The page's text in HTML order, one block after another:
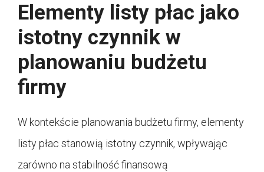
Elementy listy płac jako
istotny czynnik w
planowaniu budżetu
firmy
W kontekście planowania budżetu firmy, elementy
listy płac stanowią istotny czynnik, wpływając
zarówno na stabilność finansową